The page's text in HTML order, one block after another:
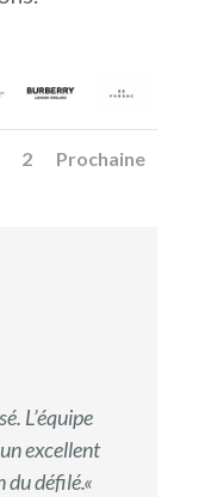
2 Prochaine
L’équipe
excellent
défilé.«